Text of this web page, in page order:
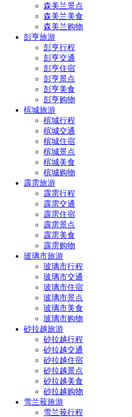
森美兰景点
森美兰美食
森美兰购物
彭亨旅游
彭亨行程
彭亨交通
彭亨住宿
彭亨景点
彭亨美食
彭亨购物
槟城旅游
槟城行程
槟城交通
槟城住宿
槟城景点
槟城美食
槟城购物
霹雳旅游
霹雳行程
霹雳交通
霹雳住宿
霹雳景点
霹雳美食
霹雳购物
玻璃市旅游
玻璃市行程
玻璃市交通
玻璃市住宿
玻璃市景点
玻璃市美食
玻璃市购物
砂拉越旅游
砂拉越行程
砂拉越交通
砂拉越住宿
砂拉越景点
砂拉越美食
砂拉越购物
雪兰莪旅游
雪兰莪行程